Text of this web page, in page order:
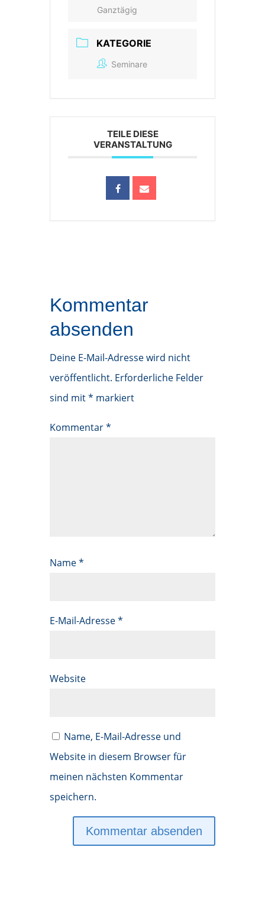
Ganztägig
KATEGORIE
Seminare
TEILE DIESE
VERANSTALTUNG
Kommentar
absenden
Deine E-Mail-Adresse wird nicht
veröffentlicht. Erforderliche Felder
sind mit* markiert
Kommentar*
Name*
E-Mail-Adresse*
Website
Name, E-Mail-Adresse und
Website in diesem Browser für
meinen nächsten Kommentar
speichern.